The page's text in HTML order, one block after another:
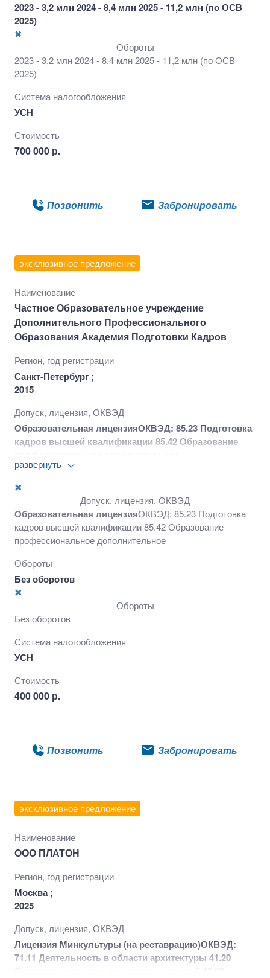
2023 - 3,2 млн 2024 - 8,4 млн 2025 - 11,2 млн (по ОСВ
2025)
✖
Обороты
2023 - 3,2 млн 2024 - 8,4 млн 2025 - 11,2 млн (по ОСВ
2025)
Система налогообложения
УСН
Стоимость
700 000 р.
Позвонить Забронировать
эксклюзивное предложение
Наименование
Частное Образовательное учреждение
Дополнительного Профессионального
Образования Академия Подготовки Кадров
Регион, год регистрации
Санкт-Петербург ;
2015
Допуск, лицензия, ОКВЭД
Образовательная лицензияОКВЭД: 85.23 Подготовка
кадров высшей квалификации 85.42 Образование
развернуть
✖
Допуск, лицензия, ОКВЭД
Образовательная лицензияОКВЭД: 85.23 Подготовка
кадров высшей квалификации 85.42 Образование
профессиональное дополнительное
Обороты
Без оборотов
✖
Обороты
Без оборотов
Система налогообложения
УСН
Стоимость
400 000 р.
Позвонить Забронировать
эксклюзивное предложение
Наименование
ООО ПЛАТОН
Регион, год регистрации
Москва ;
2025
Допуск, лицензия, ОКВЭД
Лицензия Минкультуры (на реставрацию)ОКВЭД:
71.11 Деятельность в области архитектуры 41.20